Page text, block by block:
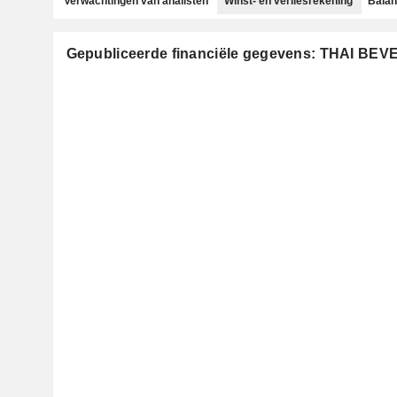
Gepubliceerde financiële gegevens: THAI